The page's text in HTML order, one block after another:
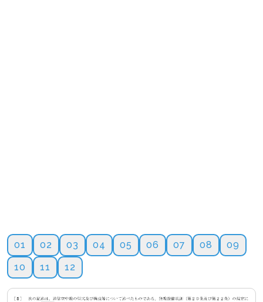
01 02 03 04 05 06 07 08
09
10
11 12